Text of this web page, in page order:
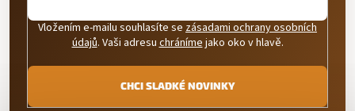
Vložením e-mailu souhlasíte se zásadami ochrany osobních
údajů. Vaši adresu chráníme jako oko v hlavě.
CHCI SLADKÉ NOVINKY